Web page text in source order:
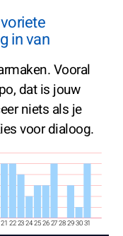
in van
21 22232425262728293031
Vooral
dat is jouw
niets als je
voor dialoog.